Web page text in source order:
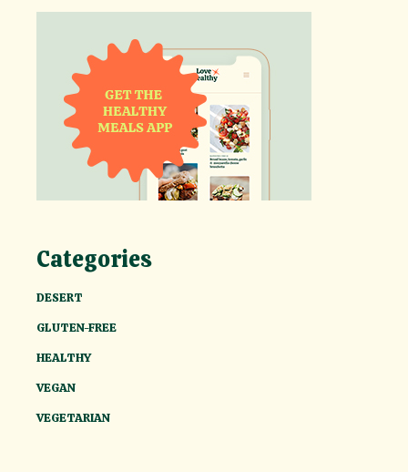
Categories
DESERT
GLUTEN-FREE
HEALTHY
VEGAN
VEGETARIAN